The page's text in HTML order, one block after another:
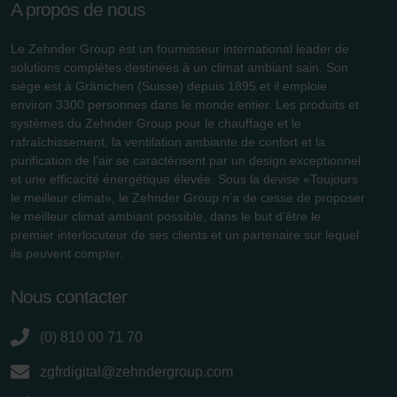
Zehnder Group İç Mekan İklimlendirme Sanayi ve Ticaret
Limitet Şirketi: Web Sitesi Çerezleri
Zehnder Group Nederland bv: Privacyverklaringen
Zehnder Group Sales International: Privacy Policy
Zehnder Group Schweiz AG: Datenschutz
Zehnder Polska Sp. z o.o.: Oświadczenie o ochronie
danych Zehnder
Zehnder Group UK Limited: Privacy Policy
A propos de nous
Le Zehnder Group est un fournisseur international leader de
solutions complètes destinées à un climat ambiant sain. Son
siège est à Gränichen (Suisse) depuis 1895 et il emploie
environ 3300 personnes dans le monde entier. Les produits et
systèmes du Zehnder Group pour le chauffage et le
rafraîchissement, la ventilation ambiante de confort et la
purification de l’air se caractérisent par un design exceptionnel
et une efficacité énergétique élevée. Sous la devise «Toujours
le meilleur climat», le Zehnder Group n’a de cesse de proposer
le meilleur climat ambiant possible, dans le but d’être le
premier interlocuteur de ses clients et un partenaire sur lequel
ils peuvent compter.
Nous contacter
(0) 810 00 71 70
zgfrdigital@zehndergroup.com